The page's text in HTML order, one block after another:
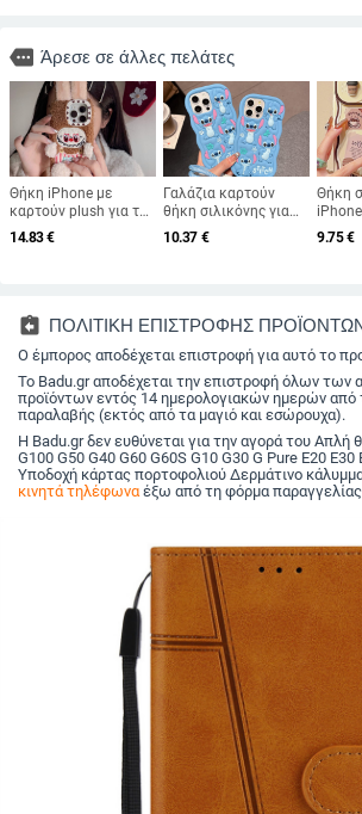
more Άρεσε σε άλλες πελάτες
Θήκη iPhone με
καρτούν plush για τη
σειρά 11–14
(περιλαμβάνει
κατασκευή 3D plush,
συμβατή με iPhone
11, 12, 12 Pro/Max, 13,
13 Pro/Max, 14, 14
Pro/Max
14.83€
Γαλάζια καρτούν
θήκη σιλικόνης για
iPhone 11–17 Pro
Max με καμπύλες
10.37 €
Θήκη
12
και 13
χρώμα
9.75€
assignment_return ΠΟΛΙΤΙΚΗ ΕΠΙΣΤΡΟΦΗΣ
Ο έμπορος αποδέχεται επιστροφή για αυτό το
Το Badu.gr αποδέχεται την επιστροφή όλων των
προϊόντων εντός 14 ημερολογιακών ημερών από
παραλαβής (εκτός από τα μαγιό και εσώρουχα).
Η Badu.gr δεν ευθύνεται για την αγορά του Απλή
G100 G50 G40 G60 G60S G10 G30 G Pure E20 E30
Υποδοχή κάρτας πορτοφολιού Δερμάτινο
κινητά τηλέφωναέξω από τη φόρμα